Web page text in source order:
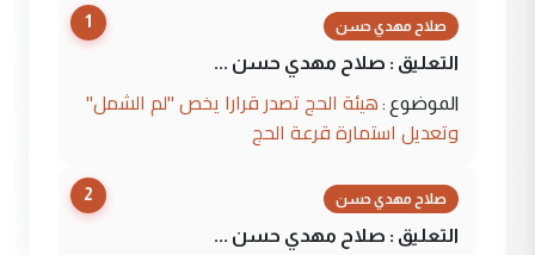
1 صلاح مهدي حسن
التعليق : صلاح مهدي حسن ...
الموضوع : هيئة الحج تصدر قرارا يخص "لم الشمل"
وتعديل استمارة قرعة الحج
2 صلاح مهدي حسن
التعليق : صلاح مهدي حسن ...